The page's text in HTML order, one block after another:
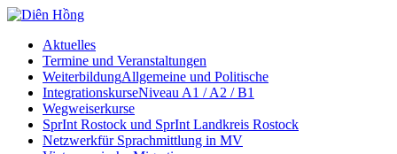
Aktuelles
Termine und Veranstaltungen
WeiterbildungAllgemeine und Politische
IntegrationskurseNiveau A1 / A2 / B1
Wegweiserkurse
SprInt Rostock und SprInt Landkreis Rostock
Netzwerkfür Sprachmittlung in MV